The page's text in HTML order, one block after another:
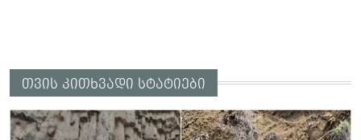
თვის კითხვადი სტატიები